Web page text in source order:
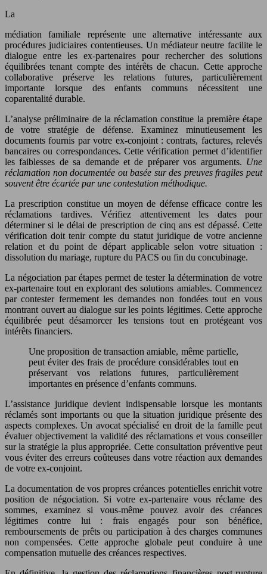
La
médiation familiale représente une alternative intéressante aux
procédures judiciaires contentieuses. Un médiateur neutre facilite le
dialogue entre les ex-partenaires pour rechercher des solutions
équilibrées tenant compte des intérêts de chacun. Cette approche
collaborative préserve les relations futures, particulièrement
importante lorsque des enfants communs nécessitent une
coparentalité durable.
L’analyse préliminaire de la réclamation constitue la première étape
de votre stratégie de défense. Examinez minutieusement les
documents fournis par votre ex-conjoint : contrats, factures, relevés
bancaires ou correspondances. Cette vérification permet d’identifier
les faiblesses de sa demande et de préparer vos arguments. Une
réclamation non documentée ou basée sur des preuves fragiles peut
souvent être écartée par une contestation méthodique.
La prescription constitue un moyen de défense efficace contre les
réclamations tardives. Vérifiez attentivement les dates pour
déterminer si le délai de prescription de cinq ans est dépassé. Cette
vérification doit tenir compte du statut juridique de votre ancienne
relation et du point de départ applicable selon votre situation :
dissolution du mariage, rupture du PACS ou fin du concubinage.
La négociation par étapes permet de tester la détermination de votre
ex-partenaire tout en explorant des solutions amiables. Commencez
par contester fermement les demandes non fondées tout en vous
montrant ouvert au dialogue sur les points légitimes. Cette approche
équilibrée peut désamorcer les tensions tout en protégeant vos
intérêts financiers.
Une proposition de transaction amiable, même partielle,
peut éviter des frais de procédure considérables tout en
préservant vos relations futures, particulièrement
importantes en présence d’enfants communs.
L’assistance juridique devient indispensable lorsque les montants
réclamés sont importants ou que la situation juridique présente des
aspects complexes. Un avocat spécialisé en droit de la famille peut
évaluer objectivement la validité des réclamations et vous conseiller
sur la stratégie la plus appropriée. Cette consultation préventive peut
vous éviter des erreurs coûteuses dans votre réaction aux demandes
de votre ex-conjoint.
La documentation de vos propres créances potentielles enrichit votre
position de négociation. Si votre ex-partenaire vous réclame des
sommes, examinez si vous-même pouvez avoir des créances
légitimes contre lui : frais engagés pour son bénéfice,
remboursements de prêts ou participation à des charges communes
non compensées. Cette approche globale peut conduire à une
compensation mutuelle des créances respectives.